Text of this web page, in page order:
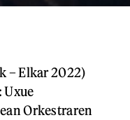
– Elkar 2022)
Uxue
Orkestraren